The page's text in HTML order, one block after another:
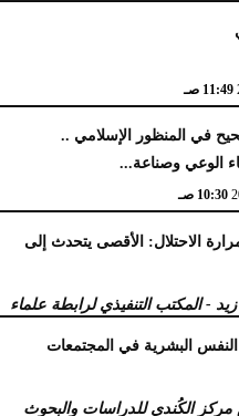
11:49 صـ
في المنظور الإسلامي ..
الوعي وصناعة...
10:30 صـ
الاحتلال: الأقصى يتحدث إلى
- المكتب التنفيذي لرابطة علماء
النفس البشرية في المجتمعات
الكُندي للدراسات والبحوث